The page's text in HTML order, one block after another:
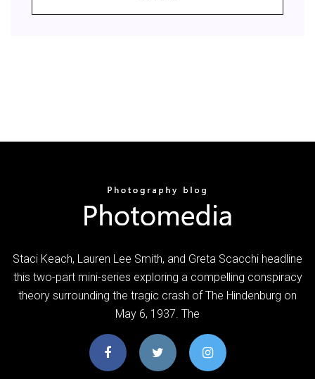
Staci Keach, Lauren Lee Smith, and Greta Scacchi headline
this two-part mini-series exploring a compelling conspiracy
theory surrounding the tragic crash of The Hindenburg on
May 6, 1937. The